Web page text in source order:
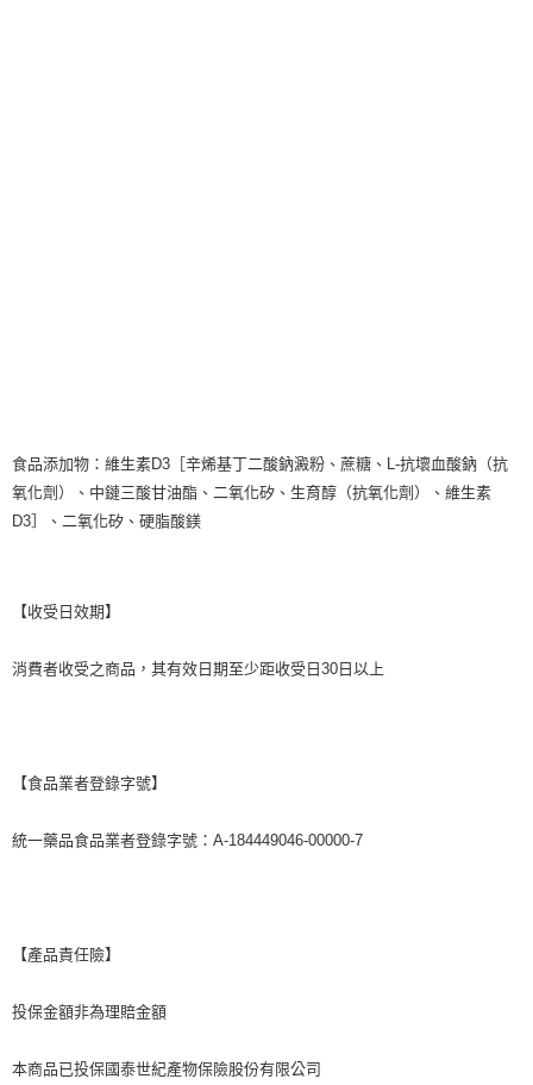
食品添加物：維生素D3［辛烯基丁二酸鈉澱粉、蔗糖、L-抗壞血酸鈉（抗
氧化劑）、中鏈三酸甘油酯、二氧化矽、生育醇（抗氧化劑）、維生素
D3］、二氧化矽、硬脂酸鎂
【收受日效期】
消費者收受之商品，其有效日期至少距收受日30日以上
【食品業者登錄字號】
統一藥品食品業者登錄字號：A-184449046-00000-7
【產品責任險】
投保金額非為理賠金額
本商品已投保國泰世紀產物保險股份有限公司